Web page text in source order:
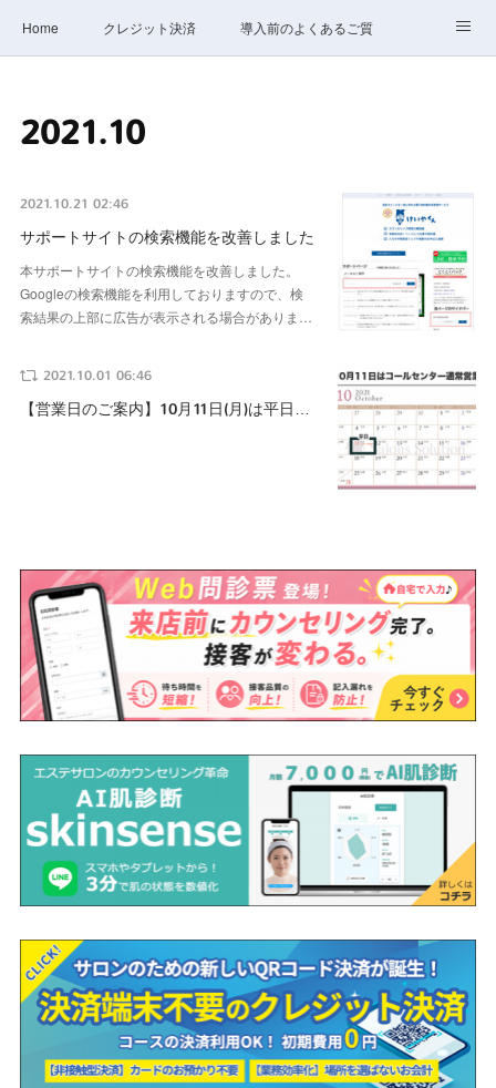
Home クレジット決済 導入前のよくあるご質問
2021.10
2021.10.21 02:46
サポートサイトの検索機能を改善しました
本サポートサイトの検索機能を改善しました。
Googleの検索機能を利用しておりますので、検
索結果の上部に広告が表示される場合がありま…
2021.10.01 06:46
【営業日のご案内】10月11日(月)は平日…